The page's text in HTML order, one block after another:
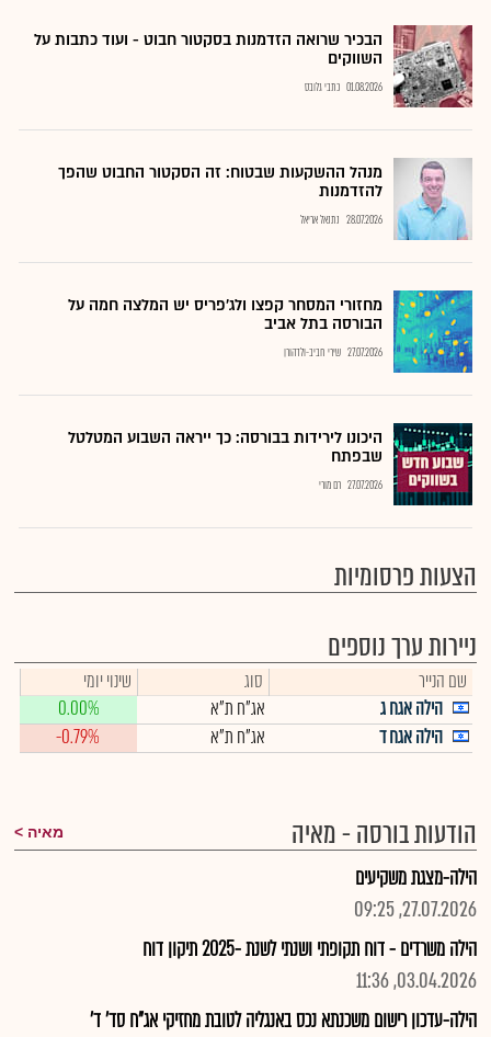
הבכיר שרואה הזדמנות בסקטור חבוט - ועוד כתבות על
השווקים
01.08.2026 כתבי גלובס
מנהל ההשקעות שבטוח: זה הסקטור החבוט שהפך
להזדמנות
28.07.2026 נתנאל אריאל
מחזורי המסחר קפצו ולג'פריס יש המלצה חמה על
הבורסה בתל אביב
27.07.2026 שירי חביב-ולדהורן
היכונו לירידות בבורסה: כך ייראה השבוע המטלטל
שבפתח
27.07.2026 רם מורי
הצעות פרסומיות
ניירות ערך נוספים
שם הנייר סוג
שינוי יומי
הילה אגח ג
אג"ח ת"א
0.00%
הילה אגח ד
אג"ח ת"א -0.79%
הודעות בורסה - מאיה מאיה
הילה-מצגת משקיעים
27.07.2026, 09:25
הילה משרדים - דוח תקופתי ושנתי לשנת -2025 תיקון דוח
03.04.2026, 11:36
הילה-עדכון רישום משכנתא נכס באנגליה לטובת מחזיקי אג"ח סד' ד'